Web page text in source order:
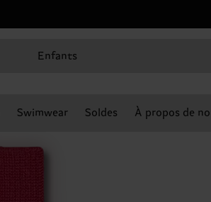
Enfants
Swimwear Soldes À propos de